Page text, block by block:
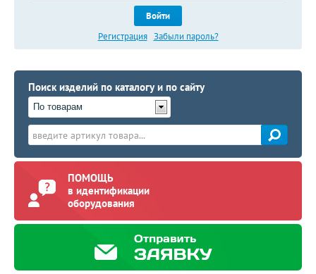
Войти
Регистрация Забыли пароль?
Поиск изделий по каталогу и по сайту
По товарам
ПОМОЩЬ
в идентификации
оборудования